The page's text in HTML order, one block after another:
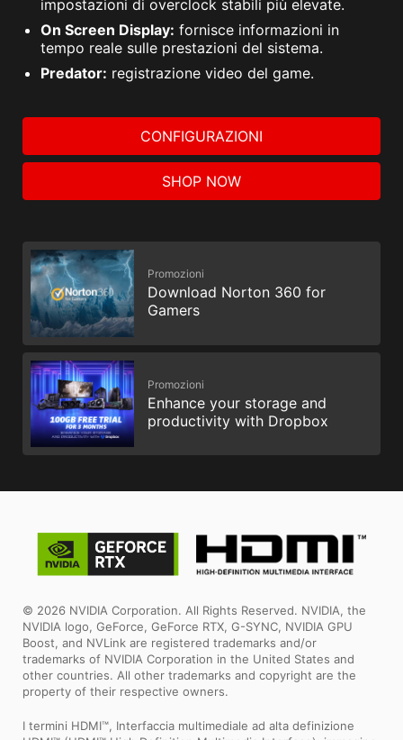
impostazioni di overclock stabili più elevate.
On Screen Display: fornisce informazioni in
tempo reale sulle prestazioni del sistema.
Predator: registrazione video del game.
CONFIGURAZIONI
SHOP NOW
Promozioni
Download Norton 360 for
Gamers
Promozioni
Enhance your storage and
productivity with Dropbox
© 2026 NVIDIA Corporation. All Rights Reserved. NVIDIA, the
NVIDIA logo, GeForce, GeForce RTX, G-SYNC, NVIDIA GPU
Boost, and NVLink are registered trademarks and/or
trademarks of NVIDIA Corporation in the United States and
other countries. All other trademarks and copyright are the
property of their respective owners.
I termini HDMI™, Interfaccia multimediale ad alta definizione